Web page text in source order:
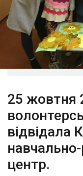
25 жовтня
відвідала
навчально-
центр.